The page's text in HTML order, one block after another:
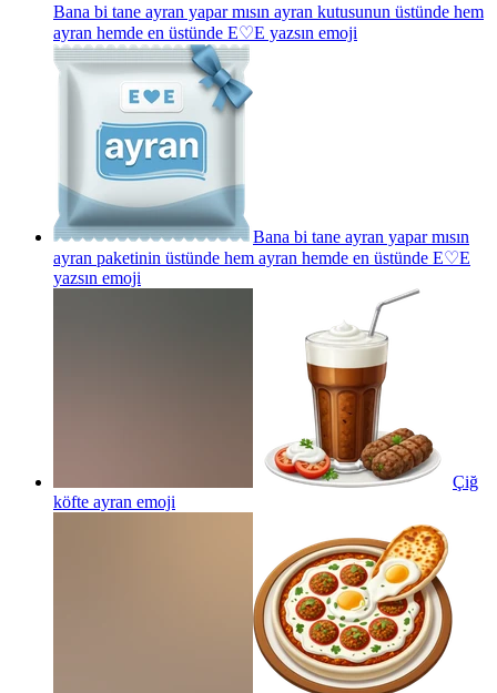
Bana bi tane ayran yapar mısın ayran kutusunun üstünde hem
ayran hemde en üstünde E♡E yazsın emoji
Bana bi tane ayran yapar mısın
ayran paketinin üstünde hem ayran hemde en üstünde E♡E
yazsın emoji
Çiğ
köfte ayran emoji